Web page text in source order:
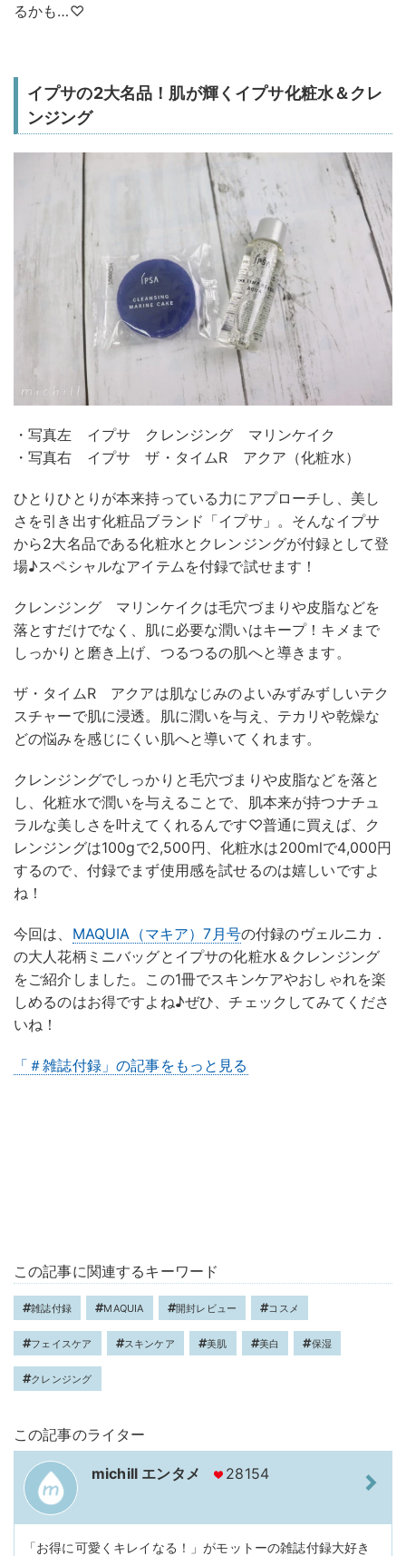
るかも…♡
イプサの2大名品！肌が輝くイプサ化粧水＆クレ
ンジング
・写真左 イプサ クレンジング マリンケイク
・写真右 イプサ ザ・タイムR アクア（化粧水）
ひとりひとりが本来持っている力にアプローチし、美し
さを引き出す化粧品ブランド「イプサ」。そんなイプサ
から2大名品である化粧水とクレンジングが付録として登
場♪スペシャルなアイテムを付録で試せます！
クレンジング マリンケイクは毛穴づまりや皮脂などを
落とすだけでなく、肌に必要な潤いはキープ！キメまで
しっかりと磨き上げ、つるつるの肌へと導きます。
ザ・タイムR アクアは肌なじみのよいみずみずしいテク
スチャーで肌に浸透。肌に潤いを与え、テカリや乾燥な
どの悩みを感じにくい肌へと導いてくれます。
クレンジングでしっかりと毛穴づまりや皮脂などを落と
し、化粧水で潤いを与えることで、肌本来が持つナチュ
ラルな美しさを叶えてくれるんです♡普通に買えば、ク
レンジングは100gで2,500円、化粧水は200mlで4,000円
するので、付録でまず使用感を試せるのは嬉しいですよ
ね！
今回は、 MAQUIA（マキア）7月号の付録のヴェルニカ．
の大人花柄ミニバッグとイプサの化粧水＆クレンジング
をご紹介しました。この1冊でスキンケアやおしゃれを楽
しめるのはお得ですよね♪ぜひ、チェックしてみてくださ
いね！
「＃雑誌付録」の記事をもっと見る
この記事に関連するキーワード
雑誌付録 MAQUIA 開封レビュー コスメ
フェイスケア スキンケア 美肌 美白 保湿
クレンジング
この記事のライター
michill エンタメ 28154
「お得に可愛くキレイなる！」がモットーの雑誌付録大好き